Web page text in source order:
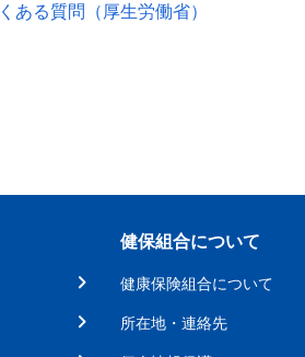
る質問（厚生労働省）
健保組合について
健康保険組合について
所在地・連絡先